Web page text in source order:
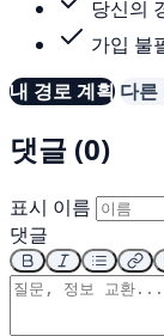
당신의
가입 불
내 경로 계획 다른
댓글 (0)
표시 이름
댓글